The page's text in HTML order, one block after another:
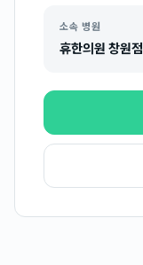
소속 병원
휴한의원 창원점